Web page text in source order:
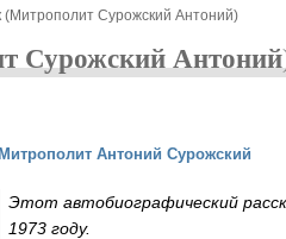
(Митрополит Сурожский Антоний)
Сурожский
Митрополит Антоний Сурожский
Этот автобиографический
1973 году.